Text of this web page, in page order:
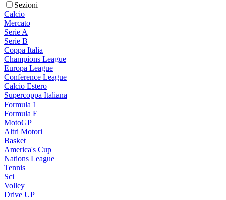
Sezioni
Calcio
Mercato
Serie A
Serie B
Coppa Italia
Champions League
Europa League
Conference League
Calcio Estero
Supercoppa Italiana
Formula 1
Formula E
MotoGP
Altri Motori
Basket
America's Cup
Nations League
Tennis
Sci
Volley
Drive UP